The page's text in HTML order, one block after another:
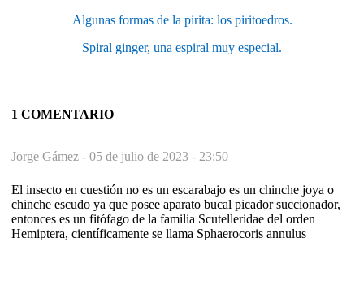
Algunas formas de la pirita: los piritoedros.
Spiral ginger, una espiral muy especial.
1 COMENTARIO
Jorge Gámez - 05 de julio de 2023 - 23:50
El insecto en cuestión no es un escarabajo es un chinche joya o
chinche escudo ya que posee aparato bucal picador succionador,
entonces es un fitófago de la familia Scutelleridae del orden
Hemiptera, científicamente se llama Sphaerocoris annulus